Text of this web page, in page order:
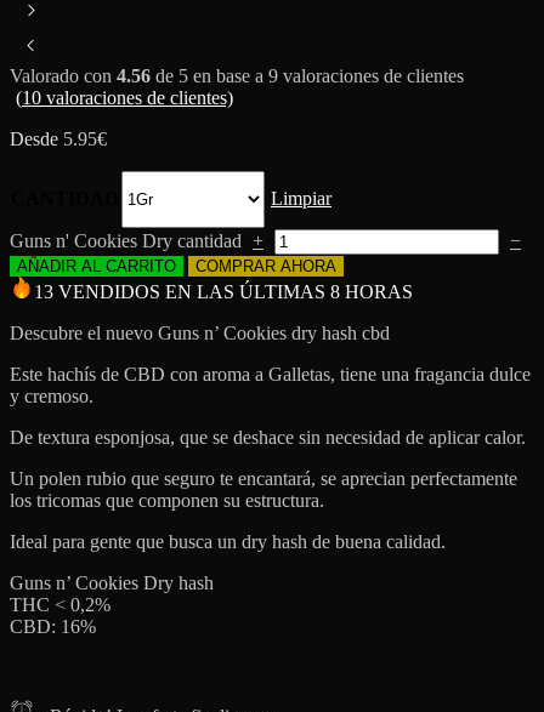
Valorado con 4.56 de 5 en base a 9 valoraciones de clientes
(10 valoraciones de clientes)
Desde 5.95€
Limpiar
Guns n' Cookies Dry cantidad + −
AÑADIR AL CARRITO COMPRAR AHORA
13 VENDIDOS EN LAS ÚLTIMAS 8 HORAS
Descubre el nuevo Guns n’ Cookies dry hash cbd
Este hachís de CBD con aroma a Galletas, tiene una fragancia dulce
y cremoso.
De textura esponjosa, que se deshace sin necesidad de aplicar calor.
Un polen rubio que seguro te encantará, se aprecian perfectamente
los tricomas que componen su estructura.
Ideal para gente que busca un dry hash de buena calidad.
Guns n’ Cookies Dry hash
THC < 0,2%
CBD: 16%